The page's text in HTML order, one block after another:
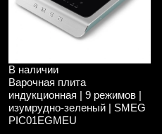
В наличии
Варочная плита
индукционная | 9 режимов |
изумрудно-зеленый | SMEG
PIC01EGMEU